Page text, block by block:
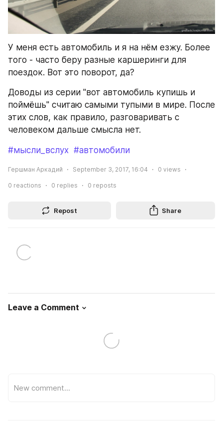
У меня есть автомобиль и я на нём езжу. Более
того - часто беру разные каршеринги для
поездок. Вот это поворот, да?
Доводы из серии "вот автомобиль купишь и
поймёшь" считаю самыми тупыми в мире. После
этих слов, как правило, разговаривать с
человеком дальше смысла нет.
#мысли_вслух #автомобили
Гершман Аркадий September 3, 2017, 16:04 0 views
0 reactions 0 replies 0 reposts
Repost Share
Leave a Comment